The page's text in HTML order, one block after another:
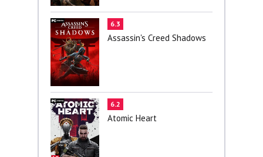
6.3
Assassin's Creed Shadows
6.2
Atomic Heart